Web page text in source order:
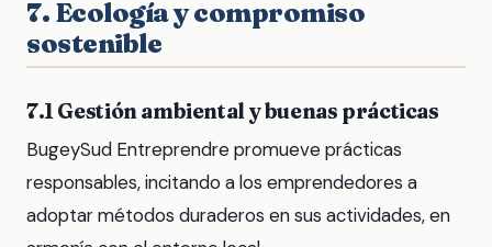
7. Ecología y compromiso
sostenible
7.1 Gestión ambiental y buenas prácticas
BugeySud Entreprendre promueve prácticas
responsables, incitando a los emprendedores a
adoptar métodos duraderos en sus actividades, en